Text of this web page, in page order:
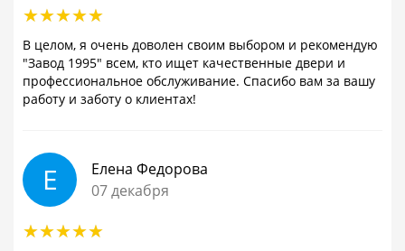
В целом, я очень доволен своим выбором и рекомендую
"Завод 1995" всем, кто ищет качественные двери и
профессиональное обслуживание. Спасибо вам за вашу
работу и заботу о клиентах!
Е
Елена Федорова
07 декабря